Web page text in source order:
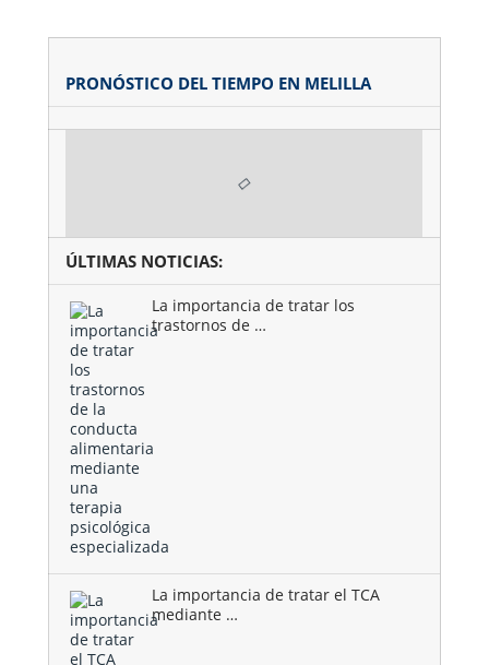
PRONÓSTICO DEL TIEMPO EN MELILLA
ÚLTIMAS NOTICIAS:
La importancia de tratar los
trastornos de …
La importancia de tratar el TCA
mediante …